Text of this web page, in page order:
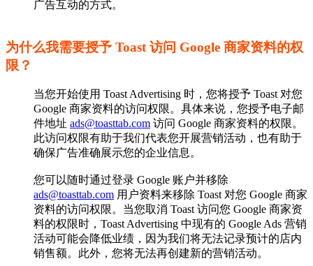
广告互动的方式。
为什么我需要授予 Toast 访问 Google 商家资料的权
限？
当您开始使用 Toast Advertising 时，您将授予 Toast 对您
Google 商家资料的访问权限。具体来说，您授予电子邮
件地址 ads@toasttab.com 访问 Google 商家资料的权限。
此访问权限有助于我们代表您开展营销活动，也有助于
确保广告准确展示您的企业信息。
您可以随时通过登录 Google 账户并移除
ads@toasttab.com 用户资料来移除 Toast 对您 Google 商家
资料的访问权限。当您取消 Toast 访问您 Google 商家资
料的权限时，Toast Advertising 中现有的 Google Ads 营销
活动可能会降低业绩，因为我们将无法记录预计的店内
销售额。此外，您将无法再创建新的营销活动。